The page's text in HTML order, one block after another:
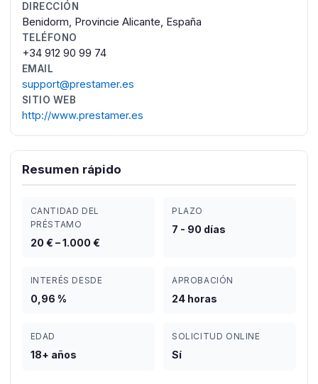
DIRECCIÓN
Benidorm, Provincie Alicante, España
TELÉFONO
+34 912 90 99 74
EMAIL
support@prestamer.es
SITIO WEB
http://www.prestamer.es
Resumen rápido
CANTIDAD DEL
PRÉSTAMO
20 € – 1.000 €
PLAZO
7 - 90 días
INTERÉS DESDE
0,96 %
APROBACIÓN
24 horas
EDAD
18+ años
SOLICITUD ONLINE
Sí